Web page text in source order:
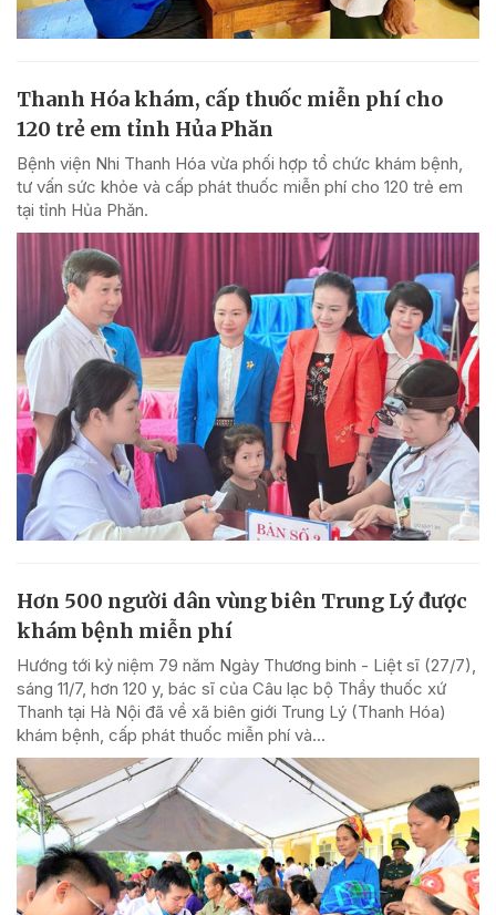
Thanh Hóa khám, cấp thuốc miễn phí cho
120 trẻ em tỉnh Hủa Phăn
Bệnh viện Nhi Thanh Hóa vừa phối hợp tổ chức khám bệnh,
tư vấn sức khỏe và cấp phát thuốc miễn phí cho 120 trẻ em
tại tỉnh Hủa Phăn.
Hơn 500 người dân vùng biên Trung Lý được
khám bệnh miễn phí
Hướng tới kỷ niệm 79 năm Ngày Thương binh - Liệt sĩ (27/7),
sáng 11/7, hơn 120 y, bác sĩ của Câu lạc bộ Thầy thuốc xứ
Thanh tại Hà Nội đã về xã biên giới Trung Lý (Thanh Hóa)
khám bệnh, cấp phát thuốc miễn phí và...